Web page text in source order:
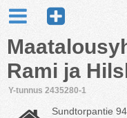
Rami ja
Y-tunnus 2435280-1
Sundtorpantie